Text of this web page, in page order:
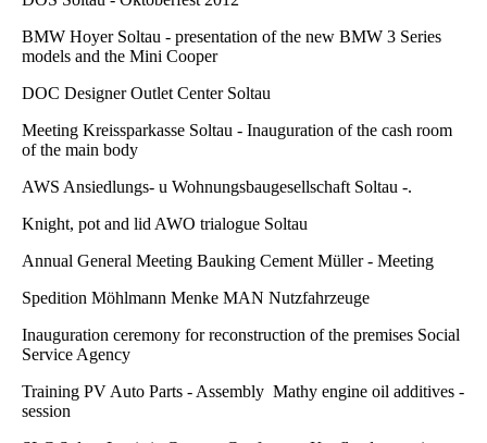
BMW Hoyer Soltau - presentation of the new BMW 3 Series
models and the Mini Cooper
DOC Designer Outlet Center Soltau
Meeting Kreissparkasse Soltau - Inauguration of the cash room
of the main body
AWS Ansiedlungs- u Wohnungsbaugesellschaft Soltau -.
Knight, pot and lid AWO trialogue Soltau
Annual General Meeting Bauking Cement Müller - Meeting
Spedition Möhlmann Menke MAN Nutzfahrzeuge
Inauguration ceremony for reconstruction of the premises Social
Service Agency
Training PV Auto Parts - Assembly Mathy engine oil additives -
session